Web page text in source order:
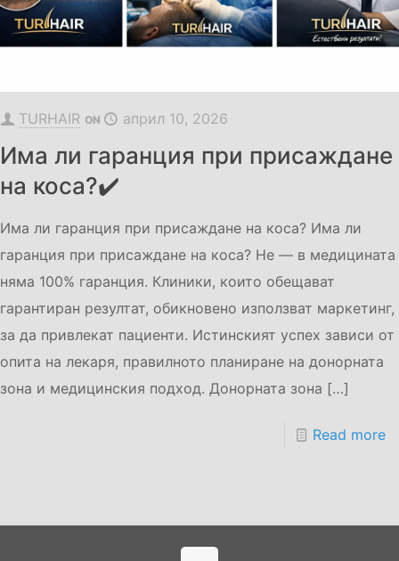
TURHAIR ON април 10, 2026
Има ли гаранция при присаждане
на коса?✔️
Има ли гаранция при присаждане на коса? Има ли
гаранция при присаждане на коса? Не — в медицината
няма 100% гаранция. Клиники, които обещават
гарантиран резултат, обикновено използват маркетинг,
за да привлекат пациенти. Истинският успех зависи от
опита на лекаря, правилното планиране на донорната
зона и медицинския подход. Донорната зона […]
Read more